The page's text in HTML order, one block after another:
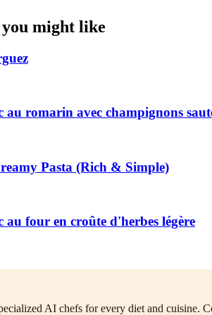
might like
au romarin avec champignons
Pasta (Rich & Simple)
au four en croûte d'herbes légère
AI chefs for every diet and cuisine.